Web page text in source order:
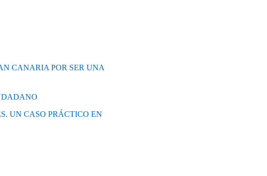
CANARIA POR SER UNA
UN CASO PRÁCTICO EN